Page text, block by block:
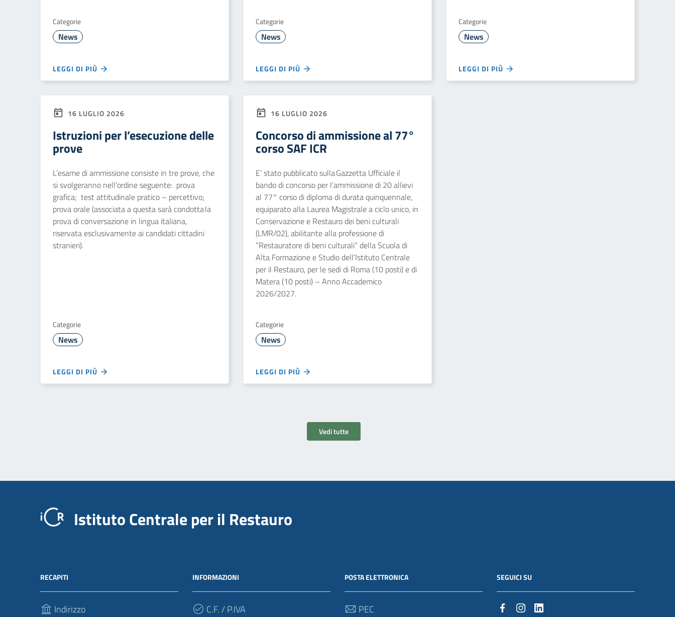
Categorie
News
LEGGI DI PIÙ
Categorie
News
LEGGI DI PIÙ
Categorie
News
LEGGI DI PIÙ
16 LUGLIO 2026
Istruzioni per l’esecuzione delle
prove
L’esame di ammissione consiste in tre prove, che
si svolgeranno nell’ordine seguente: prova
grafica; test attitudinale pratico – percettivo;
prova orale (associata a questa sarà condotta la
prova di conversazione in lingua italiana,
riservata esclusivamente ai candidati cittadini
stranieri).
Categorie
News
LEGGI DI PIÙ
16 LUGLIO 2026
Concorso di ammissione al 77°
corso SAF ICR
E’ stato pubblicato sulla Gazzetta Ufficiale il
bando di concorso per l’ammissione di 20 allievi
al 77° corso di diploma di durata quinquennale,
equiparato alla Laurea Magistrale a ciclo unico, in
Conservazione e Restauro dei beni culturali
(LMR/02), abilitante alla professione di
“Restauratore di beni culturali” della Scuola di
Alta Formazione e Studio dell’Istituto Centrale
per il Restauro, per le sedi di Roma (10 posti) e di
Matera (10 posti) – Anno Accademico
2026/2027.
Categorie
News
LEGGI DI PIÙ
Vedi tutte
Istituto Centrale per il Restauro
RECAPITI
Indirizzo
INFORMAZIONI
C.F. / P.IVA
POSTA ELETTRONICA
PEC
SEGUICI SU